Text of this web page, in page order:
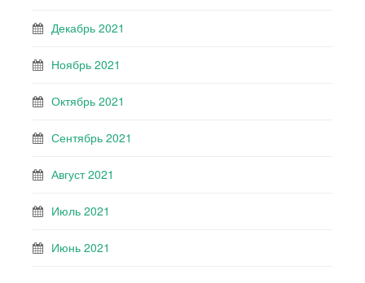
Декабрь 2021
Ноябрь 2021
Октябрь 2021
Сентябрь 2021
Август 2021
Июль 2021
Июнь 2021